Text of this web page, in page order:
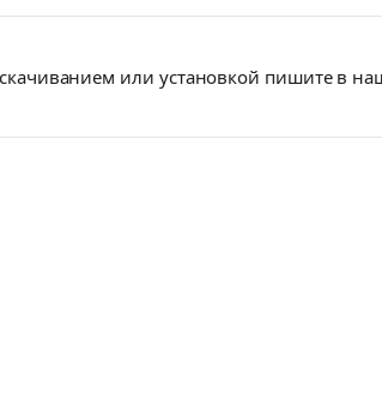
или установкой пишите в